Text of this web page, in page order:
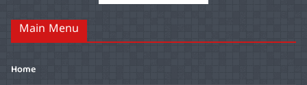
Main Menu
Home